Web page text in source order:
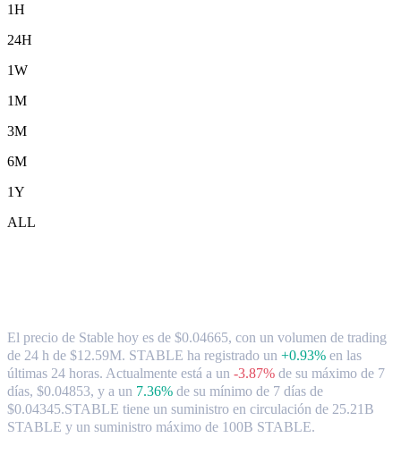
1H
24H
1W
1M
3M
6M
1Y
ALL
El precio de Stable hoy es de $0.04665, con un volumen de trading
de 24 h de $12.59M. STABLE ha registrado un +0.93% en las
últimas 24 horas. Actualmente está a un -3.87% de su máximo de 7
días, $0.04853, y a un 7.36% de su mínimo de 7 días de
$0.04345.STABLE tiene un suministro en circulación de 25.21B
STABLE y un suministro máximo de 100B STABLE.